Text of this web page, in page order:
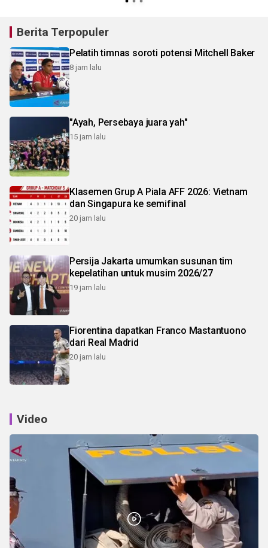
Berita Terpopuler
Pelatih timnas soroti potensi Mitchell Baker
8 jam lalu
"Ayah, Persebaya juara yah"
15 jam lalu
Klasemen Grup A Piala AFF 2026: Vietnam
dan Singapura ke semifinal
20 jam lalu
Persija Jakarta umumkan susunan tim
kepelatihan untuk musim 2026/27
19 jam lalu
Fiorentina dapatkan Franco Mastantuono
dari Real Madrid
20 jam lalu
Video